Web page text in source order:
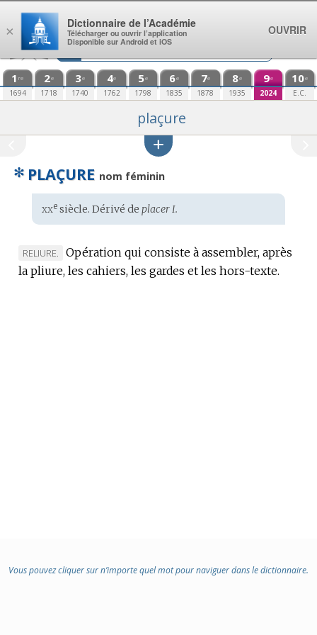
Aller au contenu
1 re
1694
2e
1718
3e
1740
4e
1762
5e
1798
6e
1835
7e
1878
8e
1935
9e
2024
10e
E.C.
plaçure
✻ PLAÇURE nom féminin
Étymologie
:
xxesiècle. Dérivé de placer I.
MARQUE
DE
RELIURE.
Opération qui consiste à assembler, après
la pliure, les cahiers, les gardes et les hors-texte.
Vous pouvez cliquer sur n’importe quel mot pour naviguer dans le dictionnaire.
×
Dictionnaire de l’Académie
Télécharger ou ouvrir l’application
Disponible sur Android et iOS
OUVRIR